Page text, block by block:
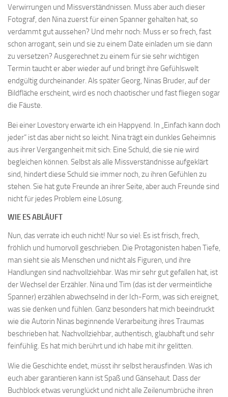
Verwirrungen und Missverständnissen. Muss aber auch dieser
Fotograf, den Nina zuerst für einen Spanner gehalten hat, so
verdammt gut aussehen? Und mehr noch: Muss er so frech, fast
schon arrogant, sein und sie zu einem Date einladen um sie dann
zu versetzen? Ausgerechnet zu einem für sie sehr wichtigen
Termin taucht er aber wieder auf und bringt ihre Gefühlswelt
endgültig durcheinander. Als später Georg, Ninas Bruder, auf der
Bildfläche erscheint, wird es noch chaotischer und fast fliegen sogar
die Fäuste.
Bei einer Lovestory erwarte ich ein Happyend. In „Einfach kann doch
jeder“ ist das aber nicht so leicht. Nina trägt ein dunkles Geheimnis
aus ihrer Vergangenheit mit sich: Eine Schuld, die sie nie wird
begleichen können. Selbst als alle Missverständnisse aufgeklärt
sind, hindert diese Schuld sie immer noch, zu ihren Gefühlen zu
stehen. Sie hat gute Freunde an ihrer Seite, aber auch Freunde sind
nicht für jedes Problem eine Lösung.
WIE ES ABLÄUFT
Nun, das verrate ich euch nicht! Nur so viel: Es ist frisch, frech,
fröhlich und humorvoll geschrieben. Die Protagonisten haben Tiefe,
man sieht sie als Menschen und nicht als Figuren, und ihre
Handlungen sind nachvollziehbar. Was mir sehr gut gefallen hat, ist
der Wechsel der Erzähler. Nina und Tim (das ist der vermeintliche
Spanner) erzählen abwechselnd in der Ich-Form, was sich ereignet,
was sie denken und fühlen. Ganz besonders hat mich beeindruckt
wie die Autorin Ninas beginnende Verarbeitung ihres Traumas
beschrieben hat. Nachvollziehbar, authentisch, glaubhaft und sehr
feinfühlig. Es hat mich berührt und ich habe mit ihr gelitten.
Wie die Geschichte endet, müsst ihr selbst herausfinden. Was ich
euch aber garantieren kann ist Spaß und Gänsehaut. Dass der
Buchblock etwas verunglückt und nicht alle Zeilenumbrüche ihren